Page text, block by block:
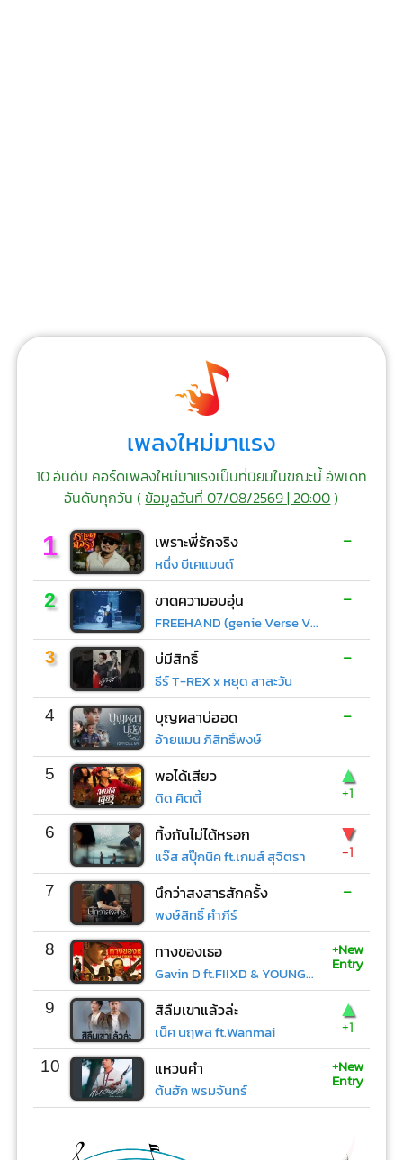
เพลงใหม่มาแรง
10 อันดับ คอร์ดเพลงใหม่มาแรงเป็นที่นิยมในขณะนี้ อัพเดท
อันดับทุกวัน (ข้อมูลวันที่ 07/08/2569 | 20:00)
1 เพราะพี่รักจริง
หนึ่ง บีเคแบนด์
-
2 ขาดความอบอุ่น
FREEHAND (genie Verse Vol.1)
-
3 บ่มีสิทธิ์
ธีร์ T-REX x หยุด สาละวัน
-
4 บุญผลาบ่ฮอด
อ้ายแมน ภิสิทธิ์พงษ์
-
5 พอได้เสียว
ดิด คิตตี้
▲
+1
6 ทิ้งกันไม่ได้หรอก
แจ๊ส สปุ๊กนิค ft.เกมส์ สุจิตรา
▼
-1
7 นึกว่าสงสารสักครั้ง
พงษ์สิทธิ์ คำภีร์
-
8 ทางของเธอ
Gavin D ft.FIIXD & YOUNGOHM
+New
Entry
9 สิลืมเขาแล้วล่ะ
เน็ค นฤพล ft.Wanmai
▲
+1
10 แหวนคำ
ต้นฮัก พรมจันทร์
+New
Entry